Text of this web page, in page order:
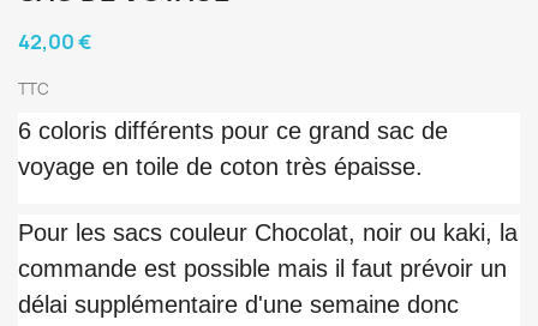
42,00 €
TTC
6 coloris différents pour ce grand sac de
voyage en toile de coton très épaisse.
Pour les sacs couleur Chocolat, noir ou kaki, la
commande est possible mais il faut prévoir un
délai supplémentaire d'une semaine donc